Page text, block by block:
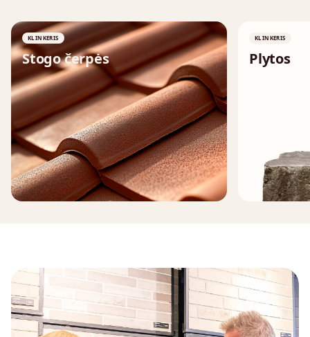
KLINKERIS
Stogo čerpės
↗
KLINKERIS
Plytos